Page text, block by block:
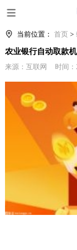
当前位置： 首页 >
农业银行自动取款
来源：互联网 时间：